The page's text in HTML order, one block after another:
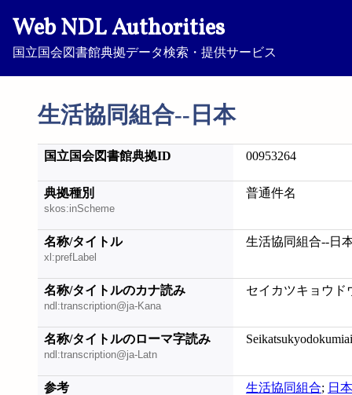
Web NDL Authorities
国立国会図書館典拠データ検索・提供サービス
生活協同組合--日本
国立国会図書館典拠ID 00953264
典拠種別
skos:inScheme
普通件名
名称/タイトル
xl:prefLabel
生活協同組合--日
名称/タイトルのカナ読み
ndl:transcription@ja-Kana
セイカツキョウド
名称/タイトルのローマ字読み
ndl:transcription@ja-Latn
参考 生活協同組合; 日本